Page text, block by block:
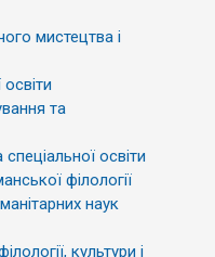
мистецтва і
та
освіти
філології
наук
культури і